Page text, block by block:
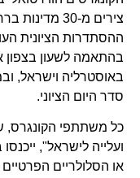
צירים מ-30
בהתאמה לשעון בצפון
באוסטרליה וישראל,
סדר היום הציוני.
כל משתתפי הקונגרס,
ועלייה לישראל", ייכנסו
או הסלולריים הפרטיים